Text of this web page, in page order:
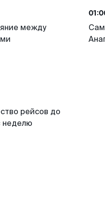
между
рейсов до
неделю